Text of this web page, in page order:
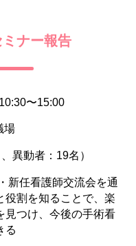
ナー報告
〜15:00
場
異動者：19名）
新任看護師交流会を通
役割を知ることで、楽
見つけ、今後の手術看
る